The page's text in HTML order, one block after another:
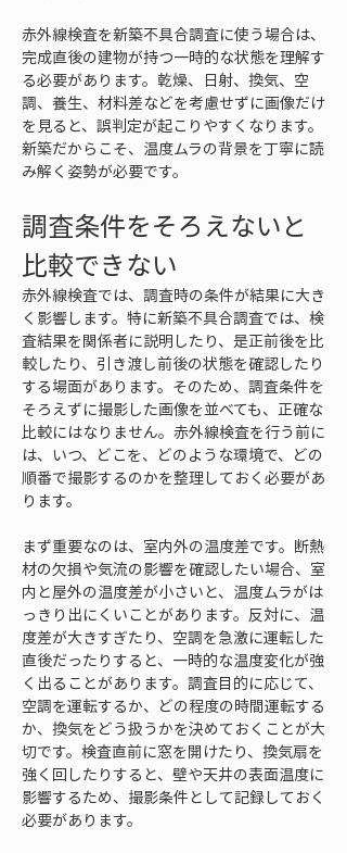
赤外線検査を新築不具合調査に使う場合は、
完成直後の建物が持つ一時的な状態を理解す
る必要があります。乾燥、日射、換気、空
調、養生、材料差などを考慮せずに画像だけ
を見ると、誤判定が起こりやすくなります。
新築だからこそ、温度ムラの背景を丁寧に読
み解く姿勢が必要です。
調査条件をそろえないと
比較できない
赤外線検査では、調査時の条件が結果に大き
く影響します。特に新築不具合調査では、検
査結果を関係者に説明したり、是正前後を比
較したり、引き渡し前後の状態を確認したり
する場面があります。そのため、調査条件を
そろえずに撮影した画像を並べても、正確な
比較にはなりません。赤外線検査を行う前に
は、いつ、どこを、どのような環境で、どの
順番で撮影するのかを整理しておく必要があ
ります。
まず重要なのは、室内外の温度差です。断熱
材の欠損や気流の影響を確認したい場合、室
内と屋外の温度差が小さいと、温度ムラがは
っきり出にくいことがあります。反対に、温
度差が大きすぎたり、空調を急激に運転した
直後だったりすると、一時的な温度変化が強
く出ることがあります。調査目的に応じて、
空調を運転するか、どの程度の時間運転する
か、換気をどう扱うかを決めておくことが大
切です。検査直前に窓を開けたり、換気扇を
強く回したりすると、壁や天井の表面温度に
影響するため、撮影条件として記録しておく
必要があります。